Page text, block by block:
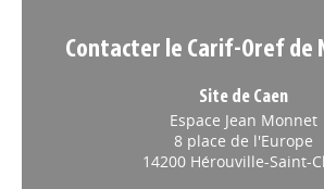
Contacter le Carif-Oref de
Site de Caen
Espace Jean Monnet
8 place de l'Europe
14200 Hérouville-Saint-